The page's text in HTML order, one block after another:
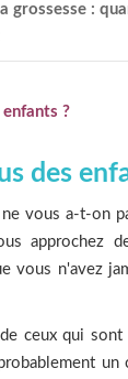
grossesse :
?
des
vous a-­t-­on
approchez
vous n'avez
ceux qui sont
un